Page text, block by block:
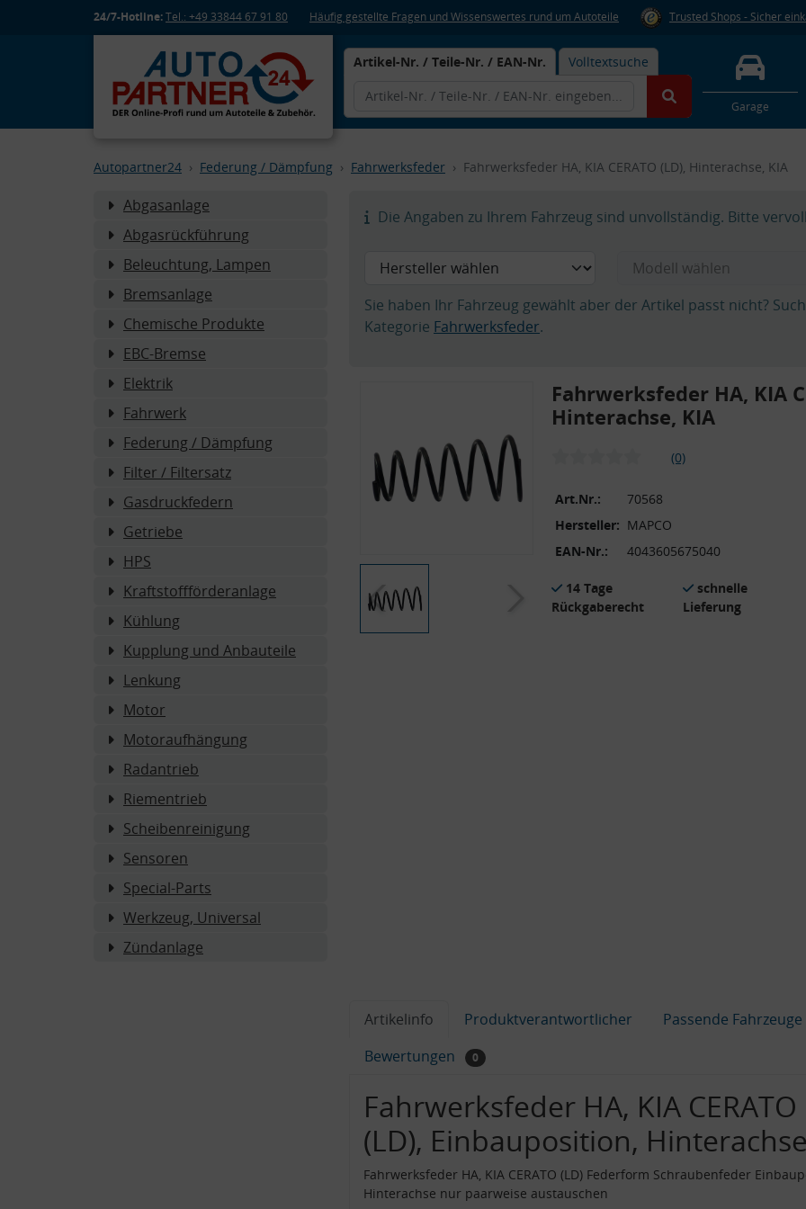
24/7-Hotline:Tel.: +49 33844 67 91 80 Häufig gestellte Fragen und Wissenswertes rund um Autoteile Trusted Shops - Sicher
Artikel-Nr. / Teile-Nr. / EAN-Nr. Volltextsuche
Garage
Autopartner24 Federung / Dämpfung Fahrwerksfeder Fahrwerksfeder HA, KIA CERATO (LD), Hinterachse, KIA
Abgasanlage
Abgasrückführung
Beleuchtung, Lampen
Bremsanlage
Chemische Produkte
EBC-Bremse
Elektrik
Fahrwerk
Federung / Dämpfung
Filter / Filtersatz
Gasdruckfedern
Getriebe
HPS
Kraftstoffförderanlage
Kühlung
Kupplung und Anbauteile
Lenkung
Motor
Motoraufhängung
Radantrieb
Riementrieb
Scheibenreinigung
Sensoren
Special-Parts
Werkzeug, Universal
Zündanlage
Die Angaben zu Ihrem Fahrzeug sind unvollständig. Bitte
Sie haben Ihr Fahrzeug gewählt aber der Artikel passt nicht?
Kategorie Fahrwerksfeder.
Fahrwerksfeder HA, KIA
Hinterachse, KIA
(0)
Art.Nr.:
70568
Hersteller: MAPCO
EAN-Nr.:
4043605675040
14 Tage
Rückgaberecht
schnelle
Lieferung
Artikelinfo Produktverantwortlicher
Passende Fahrzeuge
Bewertungen
0
Fahrwerksfeder HA, KIA CERATO
(LD), Einbauposition,
Fahrwerksfeder HA, KIA CERATO (LD) Federform Schraubenfeder
Hinterachse nur paarweise austauschen